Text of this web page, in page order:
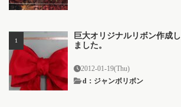
巨大オリジナルリボン作成し
ました。
2012-01-19(Thu)
d：ジャンボリボン